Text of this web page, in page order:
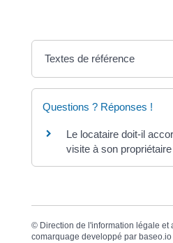
Textes de référence
Questions ? Réponses !
Le locataire doit-il
visite à son
© Direction de l'information légale et
comarquage developpé par baseo.io